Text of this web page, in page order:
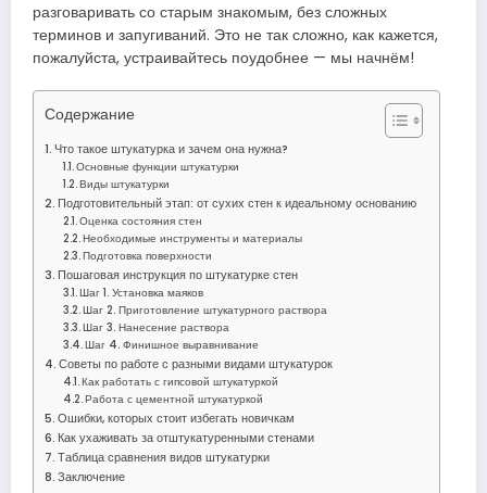
разговаривать со старым знакомым, без сложных
терминов и запугиваний. Это не так сложно, как кажется,
пожалуйста, устраивайтесь поудобнее — мы начнём!
Содержание
Что такое штукатурка и зачем она нужна?
Основные функции штукатурки
Виды штукатурки
Подготовительный этап: от сухих стен к идеальному основанию
Оценка состояния стен
Необходимые инструменты и материалы
Подготовка поверхности
Пошаговая инструкция по штукатурке стен
Шаг 1. Установка маяков
Шаг 2. Приготовление штукатурного раствора
Шаг 3. Нанесение раствора
Шаг 4. Финишное выравнивание
Советы по работе с разными видами штукатурок
Как работать с гипсовой штукатуркой
Работа с цементной штукатуркой
Ошибки, которых стоит избегать новичкам
Как ухаживать за отштукатуренными стенами
Таблица сравнения видов штукатурки
Заключение